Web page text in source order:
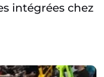
intégrées chez